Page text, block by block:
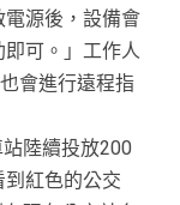
電源後，設備會
可。」工作人
會進行遠程指
陸續投放200
紅色的公交